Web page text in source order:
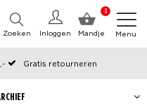
0
Mandje
Inloggen
Zoeken Menu
Gratis retourneren
webshop
dezelfde dag verzonden